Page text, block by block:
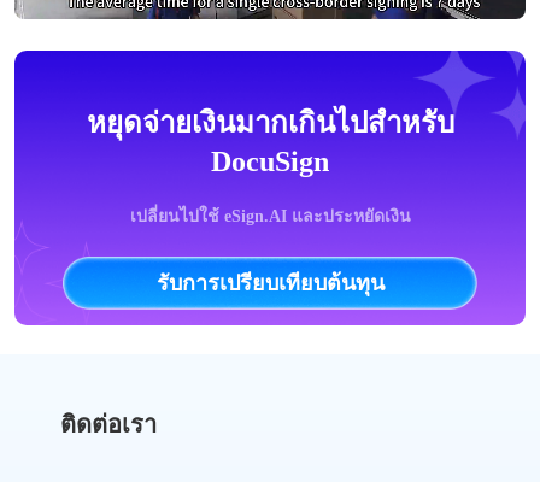
หยุดจ่ายเงินมากเกินไปสำหรับ
DocuSign
เปลี่ยนไปใช้ eSign.AI และประหยัดเงิน
รับการเปรียบเทียบต้นทุน
ติดต่อเรา